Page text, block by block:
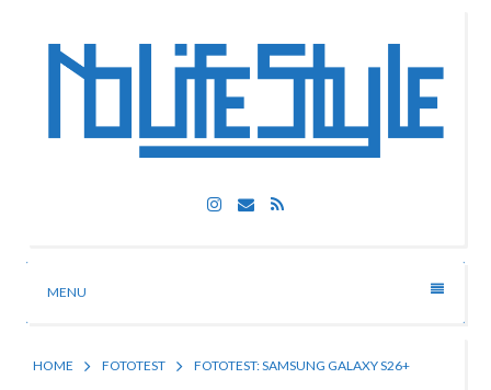
Nolife Style
Technologia, fotografia, rozrywka
Instagram
EmailRSS
MENU
HOME FOTOTEST FOTOTEST: SAMSUNG GALAXY S26+